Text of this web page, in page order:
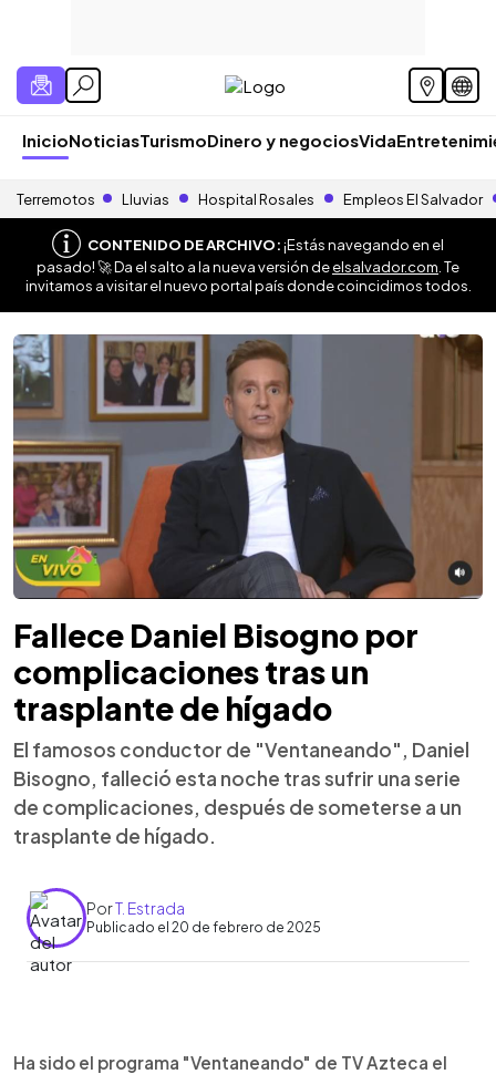
InicioNoticiasTurismoDinero y negociosVida
Terremotos Lluvias Hospital Rosales Empleos El Salvador
CONTENIDO DE ARCHIVO:¡Estás navegando en el
pasado! 🚀 Da el salto a la nueva versión deelsalvador.com . Te
invitamos a visitar el nuevo portal país donde coincidimos todos.
Fallece Daniel Bisogno por
complicaciones tras un
trasplante de hígado
El famosos conductor de "Ventaneando", Daniel
Bisogno, falleció esta noche tras sufrir una serie
de complicaciones, después de someterse a un
trasplante de hígado.
PorT. Estrada
Publicado el 20 de febrero de 2025
Escuchar artículo
Ha sido el programa "Ventaneando" de TV Azteca el